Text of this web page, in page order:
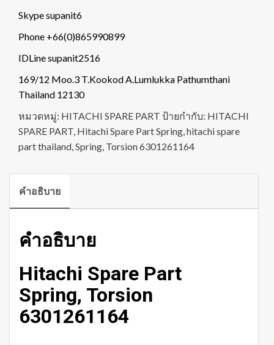
Skype supanit6
Phone +66(0)865990899
IDLine supanit2516
169/12 Moo.3 T.Kookod A.Lumlukka Pathumthani
Thailand 12130
หมวดหมู่: HITACHI SPARE PART ป้ายกำกับ: HITACHI
SPARE PART Hitachi Spare Part Spring hitachi spare
part thailand Spring Torsion 6301261164
คำอธิบาย
คำอธิบาย
Hitachi Spare Part
Spring, Torsion
6301261164